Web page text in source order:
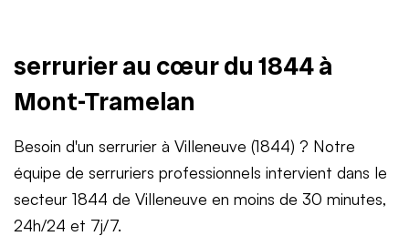
serrurier au cœur du 1844 à
Mont-Tramelan
Besoin d'un serrurier à Villeneuve (1844) ? Notre
équipe de serruriers professionnels intervient dans le
secteur 1844 de Villeneuve en moins de 30 minutes,
24h/24 et 7j/7.